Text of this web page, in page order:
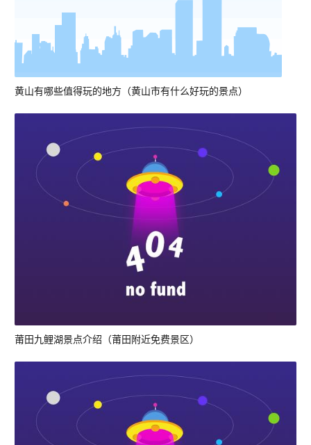
黄山有哪些值得玩的地方（黄山市有什么好玩的景点）
莆田九鲤湖景点介绍（莆田附近免费景区）